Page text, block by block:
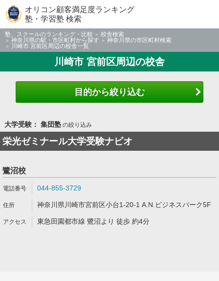
オリコン顧客満足度ランキング
塾・学習塾 検索
塾、スクールのランキング・比較
校舎検索
神奈川県の駅・市区町村から探す
神奈川県の市区町村検索
川崎市 宮前区周辺の校舎一覧
川崎市 宮前区周辺の校舎
目的から絞り込む
大学受験： 集団塾の絞り込み
栄光ゼミナール大学受験ナビオ
鷺沼校
044-855-3729
神奈川県川崎市宮前区小台1-20-1 A.N.ビジネスパーク5F
東急田園都市線 鷺沼より 徒歩 約4分